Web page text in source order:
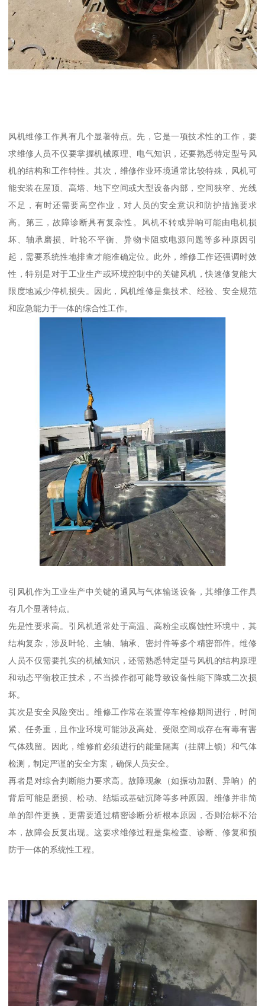
风机维修工作具有几个显著特点。先，它是一项技术性的工作，要
求维修人员不仅要掌握机械原理、电气知识，还要熟悉特定型号风
机的结构和工作特性。其次，维修作业环境通常比较特殊，风机可
能安装在屋顶、高塔、地下空间或大型设备内部，空间狭窄、光线
不足，有时还需要高空作业，对人员的安全意识和防护措施要求
高。第三，故障诊断具有复杂性。风机不转或异响可能由电机损
坏、轴承磨损、叶轮不平衡、异物卡阻或电源问题等多种原因引
起，需要系统性地排查才能准确定位。此外，维修工作还强调时效
性，特别是对于工业生产或环境控制中的关键风机，快速修复能大
限度地减少停机损失。因此，风机维修是集技术、经验、安全规范
和应急能力于一体的综合性工作。
引风机作为工业生产中关键的通风与气体输送设备，其维修工作具
有几个显著特点。
先是性要求高。引风机通常处于高温、高粉尘或腐蚀性环境中，其
结构复杂，涉及叶轮、主轴、轴承、密封件等多个精密部件。维修
人员不仅需要扎实的机械知识，还需熟悉特定型号风机的结构原理
和动态平衡校正技术，不当操作都可能导致设备性能下降或二次损
坏。
其次是安全风险突出。维修工作常在装置停车检修期间进行，时间
紧、任务重，且作业环境可能涉及高处、受限空间或存在有毒有害
气体残留。因此，维修前必须进行的能量隔离（挂牌上锁）和气体
检测，制定严谨的安全方案，确保人员安全。
再者是对综合判断能力要求高。故障现象（如振动加剧、异响）的
背后可能是磨损、松动、结垢或基础沉降等多种原因。维修并非简
单的部件更换，更需要通过精密诊断分析根本原因，否则治标不治
本，故障会反复出现。这要求维修过程是集检查、诊断、修复和预
防于一体的系统性工程。